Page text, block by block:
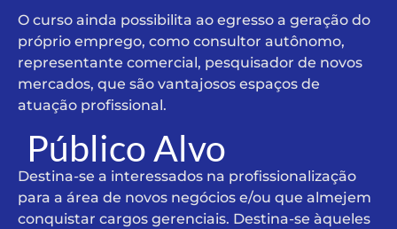
O curso ainda possibilita ao egresso a geração do
próprio emprego, como consultor autônomo,
representante comercial, pesquisador de novos
mercados, que são vantajosos espaços de
atuação profissional.
Público Alvo
Destina-se a interessados na profissionalização
para a área de novos negócios e/ou que almejem
conquistar cargos gerenciais. Destina-se àqueles